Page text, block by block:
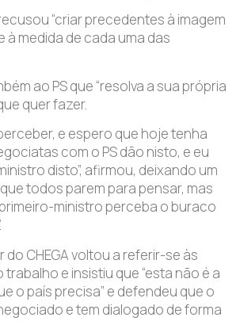
“criar precedentes à imagem
à medida de cada uma das
ao PS que “resolva a sua própria
quer fazer.
perceber, e espero que hoje tenha
com o PS dão nisto, e eu
disto”, afirmou, deixando um
todos parem para pensar, mas
ministro perceba o buraco
do CHEGA voltou a referir-se às
e insistiu que “esta não é a
o país precisa” e defendeu que o
e tem dialogado de forma